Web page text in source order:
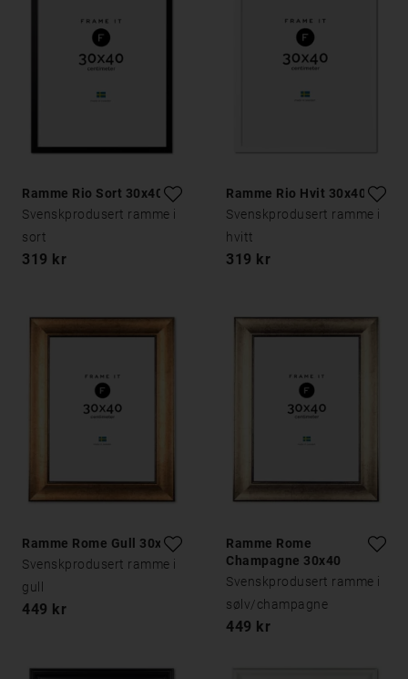
Ramme Rio Sort 30x40
Svenskprodusert ramme i
sort
319 kr
Ramme Rio Hvit 30x40
Svenskprodusert ramme i
hvitt
319 kr
Ramme Rome Gull 30x40
Svenskprodusert ramme i
gull
449 kr
Ramme Rome
Champagne 30x40
Svenskprodusert ramme i
sølv/champagne
449 kr